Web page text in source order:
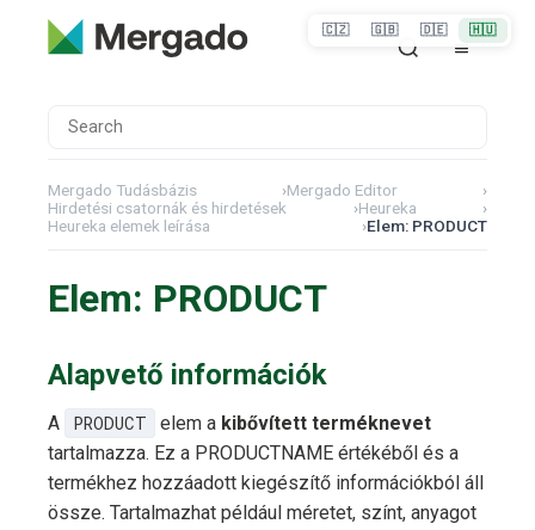
Mergado Tudásbázis ›Mergado Editor
›
Hirdetési csatornák és hirdetések
›Heureka
›
Heureka elemek leírása
›Elem: PRODUCT
Elem: PRODUCT
Alapvető információk
A PRODUCT elem a kibővített terméknevet
tartalmazza. Ez a PRODUCTNAME értékéből és a
termékhez hozzáadott kiegészítő információkból áll
össze. Tartalmazhat például méretet, színt, anyagot
🇨🇿 🇬🇧 🇩🇪 🇭🇺